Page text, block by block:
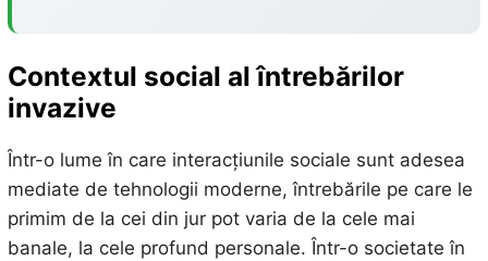
Contextul social al întrebărilor
invazive
Într-o lume în care interacțiunile sociale sunt adesea
mediate de tehnologii moderne, întrebările pe care le
primim de la cei din jur pot varia de la cele mai
banale, la cele profund personale. Într-o societate în